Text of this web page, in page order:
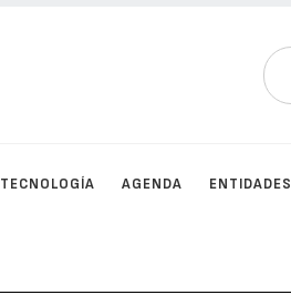
TECNOLOGÍA AGENDA ENTIDADES